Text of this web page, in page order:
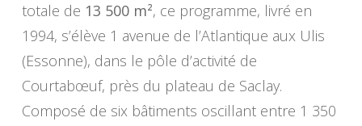
totale de 13 500 m², ce programme, livré en
1994, s’élève 1 avenue de l’Atlantique aux Ulis
(Essonne), dans le pôle d’activité de
Courtabœuf, près du plateau de Saclay.
Composé de six bâtiments oscillant entre 1 350